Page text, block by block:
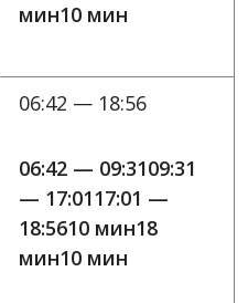
мин10 мин
06:42 — 18:56
06:42 — 09:3109:31
— 17:0117:01 —
18:5610 мин18
мин10 мин